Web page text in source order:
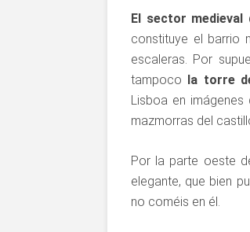
El sector medieval
constituye el barrio
escaleras. Por
tampoco la torre
Lisboa en
mazmorras del
Por la parte oeste
elegante, que bien
no coméis en él.